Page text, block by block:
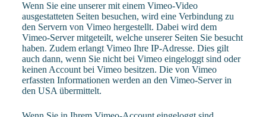
Wenn Sie eine unserer mit einem Vimeo-Video
ausgestatteten Seiten besuchen, wird eine Verbindung zu
den Servern von Vimeo hergestellt. Dabei wird dem
Vimeo-Server mitgeteilt, welche unserer Seiten Sie besucht
haben. Zudem erlangt Vimeo Ihre IP-Adresse. Dies gilt
auch dann, wenn Sie nicht bei Vimeo eingeloggt sind oder
keinen Account bei Vimeo besitzen. Die von Vimeo
erfassten Informationen werden an den Vimeo-Server in
den USA übermittelt.